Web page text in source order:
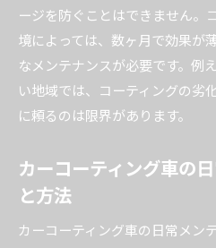
ージを防ぐことはできません。
境によっては、数ヶ月で効果が
なメンテナンスが必要です。例
い地域では、コーティングの劣
に頼るのは限界があります。
カーコーティング車の
と方法
カーコーティング車の日常メン